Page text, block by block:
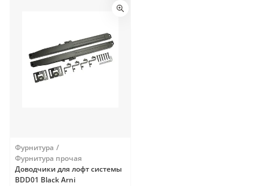
Фурнитура
Фурнитура прочая
Доводчики для лофт системы
BDD01 Black Arni